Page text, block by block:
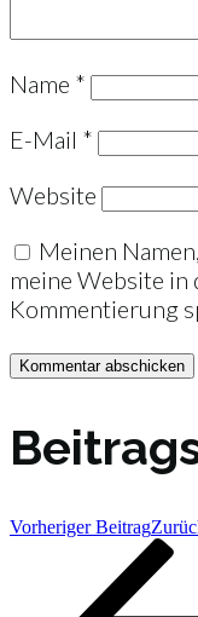
Name *
E-Mail *
Website
Meinen
meine Website in
Kommentierung
Vorheriger Beitrag